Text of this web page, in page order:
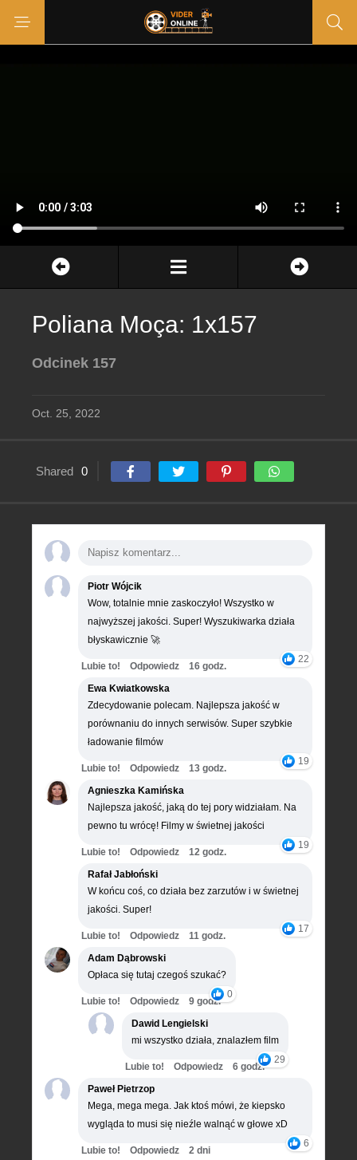
Poliana Moça: 1x157
Odcinek 157
Oct. 25, 2022
Shared 0
Piotr Wójcik
Wow, totalnie mnie zaskoczyło! Wszystko w
najwyższej jakości. Super! Wyszukiwarka działa
błyskawicznie 🚀
22
Lubie to! Odpowiedz
16 godz.
Ewa Kwiatkowska
Zdecydowanie polecam. Najlepsza jakość w
porównaniu do innych serwisów. Super szybkie
ładowanie filmów
19
Lubie to! Odpowiedz
13 godz.
Agnieszka Kamińska
Najlepsza jakość, jaką do tej pory widziałam. Na
pewno tu wrócę! Filmy w świetnej jakości
19
Lubie to! Odpowiedz
12 godz.
Rafał Jabłoński
W końcu coś, co działa bez zarzutów i w świetnej
jakości. Super!
17
Lubie to! Odpowiedz
11 godz.
Adam Dąbrowski
Opłaca się tutaj czegoś szukać?
0
Lubie to! Odpowiedz
9 godz.
Dawid Lengielski
mi wszystko działa, znalazłem film
29
Lubie to! Odpowiedz
6 godz.
Paweł Pietrzop
Mega, mega mega. Jak ktoś mówi, że kiepsko
wygląda to musi się nieźle walnąć w głowe xD
6
Lubie to! Odpowiedz
2 dni